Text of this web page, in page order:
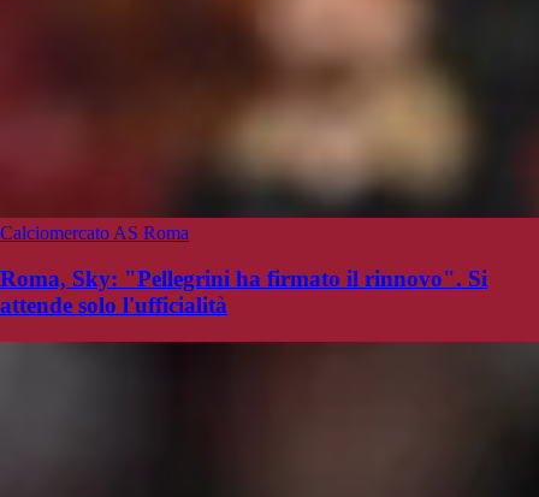
Calciomercato AS Roma
Roma, Sky: "Pellegrini ha firmato il rinnovo". Si
attende solo l'ufficialità